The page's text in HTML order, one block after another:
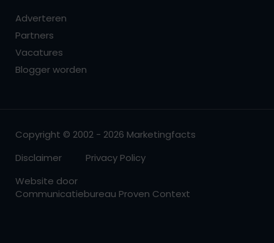
Adverteren
Partners
Vacatures
Blogger worden
Copyright © 2002 - 2026 Marketingfacts
Disclaimer
Privacy Policy
Website door
Communicatiebureau Proven Context